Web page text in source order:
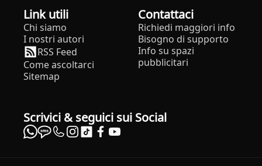
Link utili
Chi siamo
I nostri autori
RSS Feed
Come ascoltarci
Sitemap
Contattaci
Richiedi maggiori info
Bisogno di supporto
Info su spazi
pubblicitari
Scrivici & seguici sui Social